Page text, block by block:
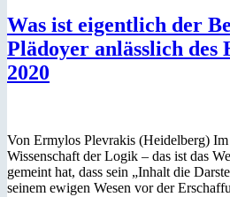
Was ist eigentlich der
Plädoyer anlässlich des
2020
Von Ermylos Plevrakis (Heidelberg)
Wissenschaft der Logik – das ist das
gemeint hat, dass sein „Inhalt die
seinem ewigen Wesen vor der